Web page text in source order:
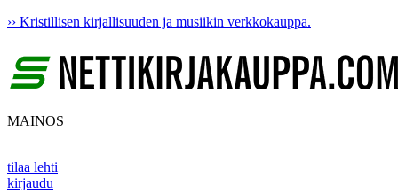
Mene
›› Kristillisen kirjallisuuden ja musiikin verkkokauppa.
MAINOS
tilaa lehti
kirjaudu